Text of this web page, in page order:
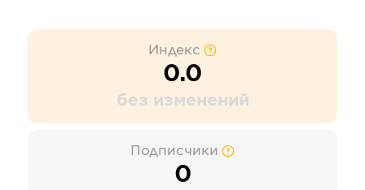
Индекс
0.0
без изменений
Подписчики
0